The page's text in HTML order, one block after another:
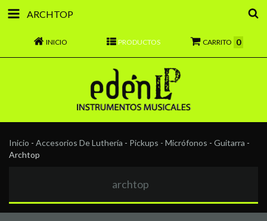
ARCHTOP
INICIO PRODUCTOS CARRITO 0
Inicio - Accesorios De Luthería - Pickups - Micrófonos - Guitarra -
Archtop
archtop